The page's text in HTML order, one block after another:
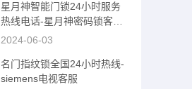
星月神智能门锁24小时服务
热线电话-星月神密码锁客服
电话
2024-06-03
名门指纹锁全国24小时热线-
siemens电视客服